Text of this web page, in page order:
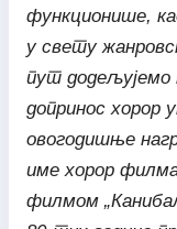
функционише,
у свету
пут додељујемо
допринос
овогодишње
име хорор
филмом